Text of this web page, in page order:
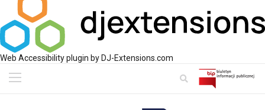
Web Accessibility plugin by DJ-Extensions.com